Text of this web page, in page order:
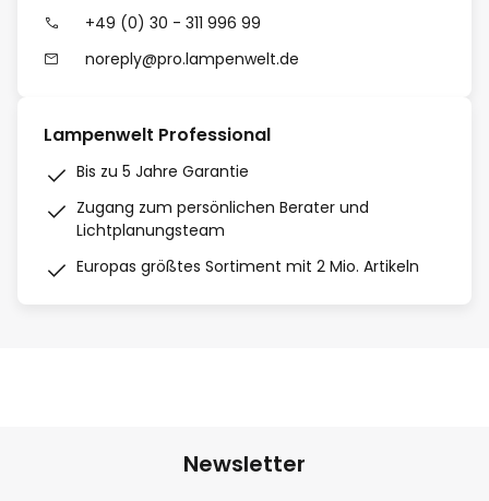
+49 (0) 30 - 311 996 99
noreply@pro.lampenwelt.de
Lampenwelt Professional
Bis zu 5 Jahre Garantie
Zugang zum persönlichen Berater und
Lichtplanungsteam
Europas größtes Sortiment mit 2 Mio. Artikeln
Newsletter